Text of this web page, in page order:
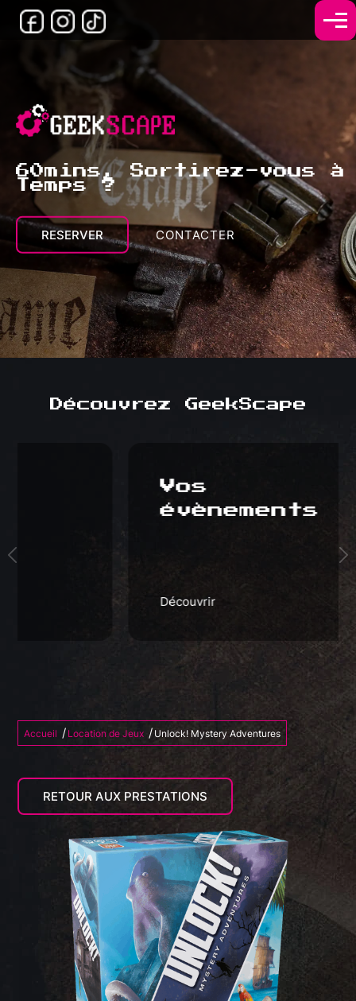
60mins, Sortirez-vous à
Temps ?
RESERVER CONTACTER
Découvrez GeekScape
évènements
Accueil / Location de Jeux / Unlock! Mystery Adventures
RETOUR AUX PRESTATIONS